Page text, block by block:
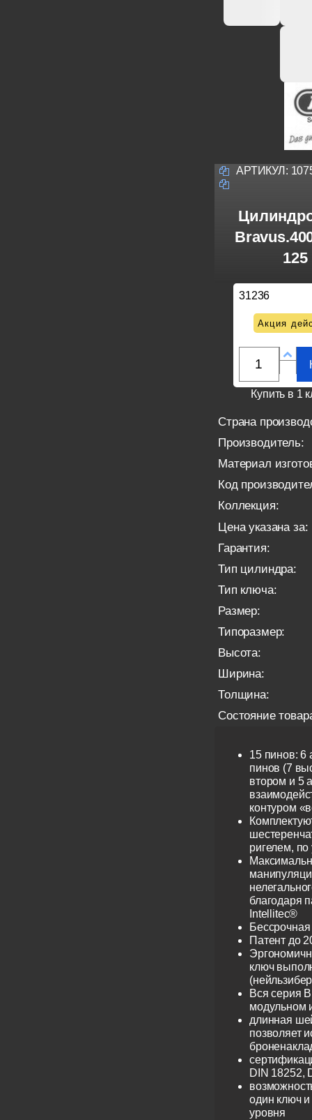
АРТИКУЛ:
31236
Акция
Купить в 1
Страна
Производитель:
Материал
Код
Коллекция:
Цена указана за:
Гарантия:
Тип цилиндра:
Тип ключа:
Размер:
Типоразмер:
Высота:
Ширина:
Толщина:
Состояние
15 пинов: 6
пинов (7
втором и 5
контуром
ригелем,
благодаря
Intellitec®
Патент до
ключ
Вся серия
модульном
длинная
позволяет
DIN 18252,
один ключ и
уровня